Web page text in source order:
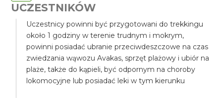
UCZESTNIKÓW
Uczestnicy powinni być przygotowani do trekkingu
około 1 godziny w terenie trudnym i mokrym,
powinni posiadać ubranie przeciwdeszczowe na czas
zwiedzania wąwozu Avakas, sprzęt plażowy i ubiór na
plaże, także do kąpieli, być odpornym na choroby
lokomocyjne lub posiadać leki w tym kierunku